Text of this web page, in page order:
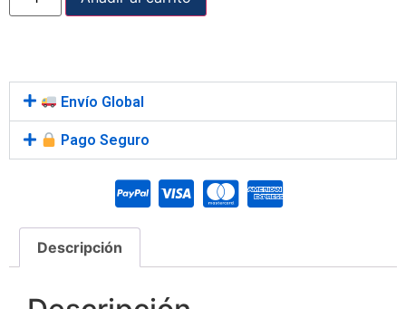
Envío Global
Pago Seguro
Descripción